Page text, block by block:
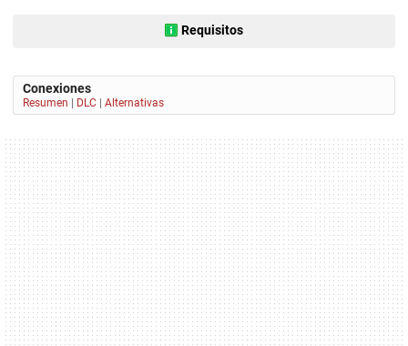
Requisitos
Conexiones
Resumen DLC Alternativas